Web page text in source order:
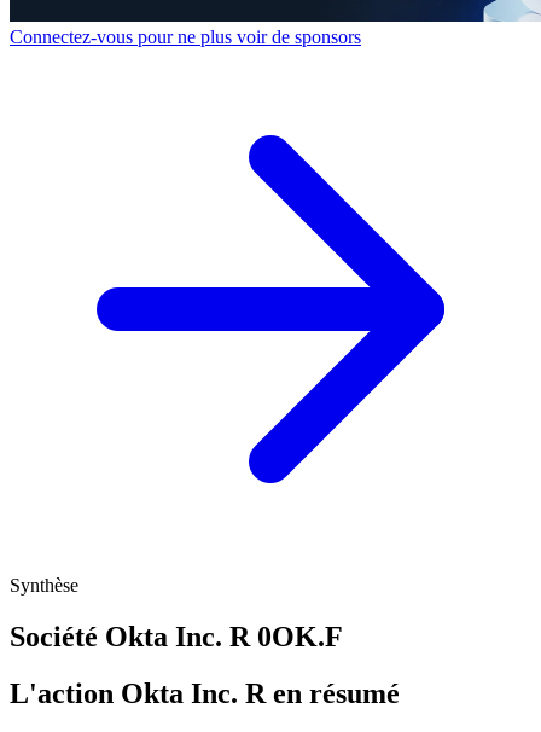
Connectez-vous pour ne plus voir de sponsors
Synthèse
Société Okta Inc. R 0OK.F
L'action Okta Inc. R en résumé